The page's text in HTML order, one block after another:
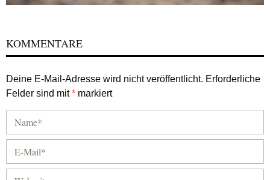
KOMMENTARE
Deine E-Mail-Adresse wird nicht veröffentlicht. Erforderliche
Felder sind mit* markiert